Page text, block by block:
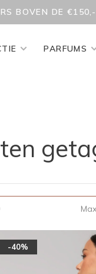
BOVEN DE
PARFUMS
-40%